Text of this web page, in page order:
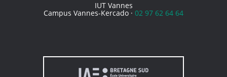
IUT Vannes
Campus Vannes-Kercado · 02 97 62 64 64